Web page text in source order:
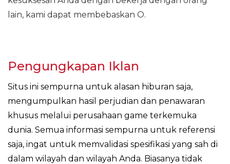
lain, kami dapat membebaskan O.
Pengungkapan Iklan
Situs ini sempurna untuk alasan hiburan saja,
mengumpulkan hasil perjudian dan penawaran
khusus melalui perusahaan game terkemuka
dunia. Semua informasi sempurna untuk referensi
saja, ingat untuk memvalidasi spesifikasi yang sah di
dalam wilayah dan wilayah Anda. Biasanya tidak